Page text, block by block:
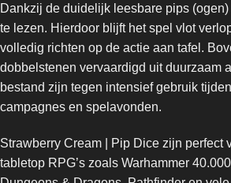
Dankzij de duidelijk leesbare pips
te lezen. Hierdoor blijft het spel vlot
volledig richten op de actie aan tafel.
dobbelstenen vervaardigd uit duurzaam
bestand zijn tegen intensief gebruik
campagnes en spelavonden.
Strawberry Cream | Pip Dice zijn perfect
tabletop RPG’s zoals Warhammer